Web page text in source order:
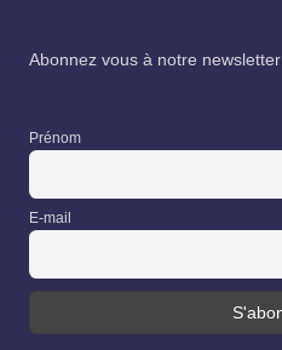
Abonnez vous à notre newsletter
Prénom
E-mail